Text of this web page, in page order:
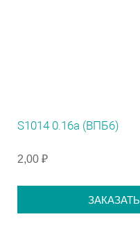
S1014 0.16а (ВПБ6)
2,00 ₽
ЗАКАЗАТЬ